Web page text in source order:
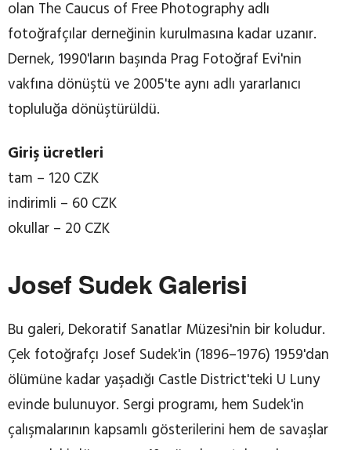
olan The Caucus of Free Photography adlı
fotoğrafçılar derneğinin kurulmasına kadar uzanır.
Dernek, 1990'ların başında Prag Fotoğraf Evi'nin
vakfına dönüştü ve 2005'te aynı adlı yararlanıcı
topluluğa dönüştürüldü.
Giriş ücretleri
tam – 120 CZK
indirimli – 60 CZK
okullar – 20 CZK
Josef Sudek Galerisi
Bu galeri, Dekoratif Sanatlar Müzesi'nin bir koludur.
Çek fotoğrafçı Josef Sudek'in (1896–1976) 1959'dan
ölümüne kadar yaşadığı Castle District'teki U Luny
evinde bulunuyor. Sergi programı, hem Sudek'in
çalışmalarının kapsamlı gösterilerini hem de savaşlar